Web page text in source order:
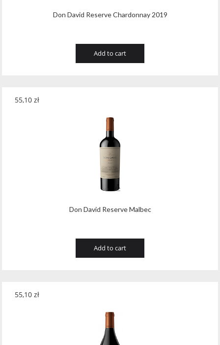
Don David Reserve Chardonnay 2019
Add to cart
Don David Reserve Malbec
55,10 zł
Add to cart
55,10 zł